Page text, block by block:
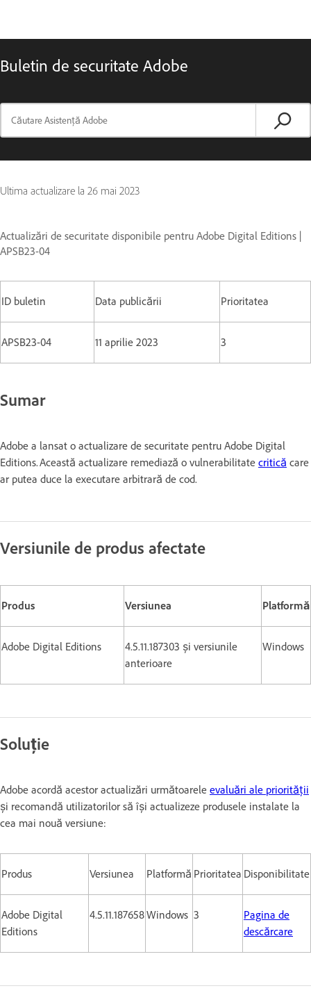
Buletin de securitate Adobe
Ultima actualizare la 26 mai 2023
Actualizări de securitate disponibile pentru Adobe Digital Editions |
APSB23-04
ID buletin Data publicării Prioritatea
APSB23-04 11 aprilie 2023 3
Sumar
Adobe a lansat o actualizare de securitate pentru Adobe Digital
Editions. Această actualizare remediază o vulnerabilitate critică care
ar putea duce la executare arbitrară de cod.
Versiunile de produs afectate
Produs Versiunea Platformă
Adobe Digital Editions
4.5.11.187303 și versiunile
anterioare
Windows
Soluție
Adobe acordă acestor actualizări următoarele evaluări ale priorității
și recomandă utilizatorilor să își actualizeze produsele instalate la
cea mai nouă versiune:
Produs Versiunea Platformă Prioritatea Disponibilitate
Adobe Digital
Editions
4.5.11.187658Windows 3
Pagina de
descărcare